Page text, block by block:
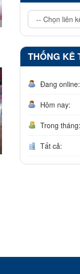
THỐNG KÊ
Đang online:
Hôm nay:
Trong tháng:
Tất cả: